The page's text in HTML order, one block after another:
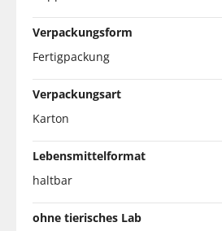
Verpackungsform
Fertigpackung
Verpackungsart
Karton
Lebensmittelformat
haltbar
ohne tierisches Lab